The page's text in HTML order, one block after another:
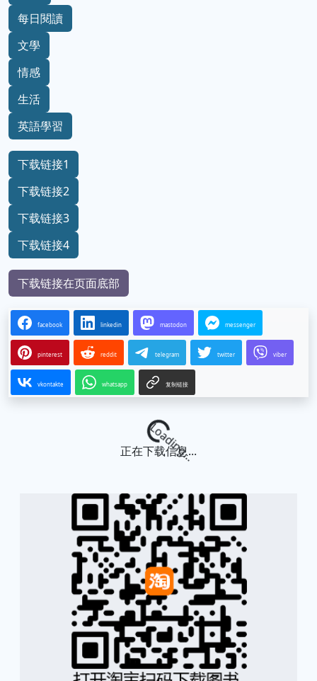
每日閱讀
文學
情感
生活
英語學習
下载链接1
下载链接2
下载链接3
下载链接4
下载链接在页面底部
facebook linkedin mastodon messenger
pinterest reddit telegram twitter viber
vkontakte whatsapp 复制链接
Loading...
正在下载信息...